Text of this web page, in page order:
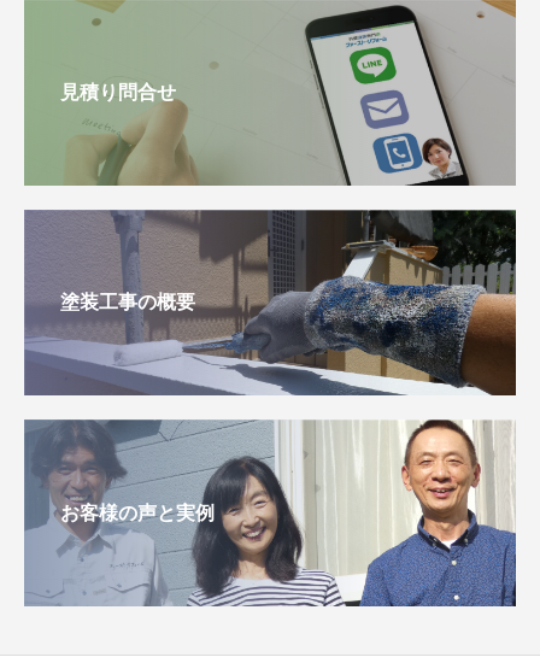
見積り問合せ
塗装工事の概要
お客様の声と実例